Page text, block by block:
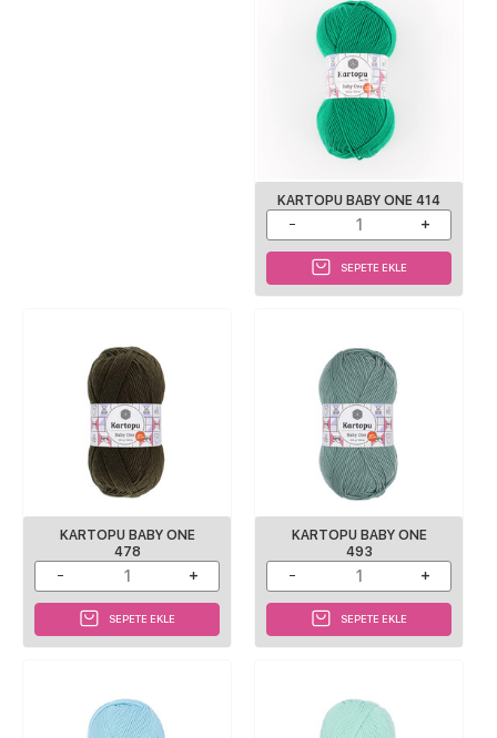
KARTOPU BABY ONE 414
SEPETE EKLE
KARTOPU BABY ONE
478
SEPETE EKLE
KARTOPU BABY ONE
493
SEPETE EKLE